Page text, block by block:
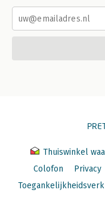
Thuiswinkel
Colofon
Privacy